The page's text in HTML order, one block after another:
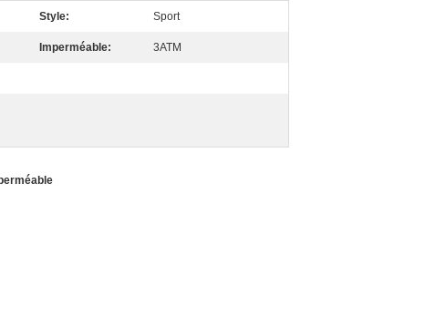
Style: Sport
Imperméable: 3ATM